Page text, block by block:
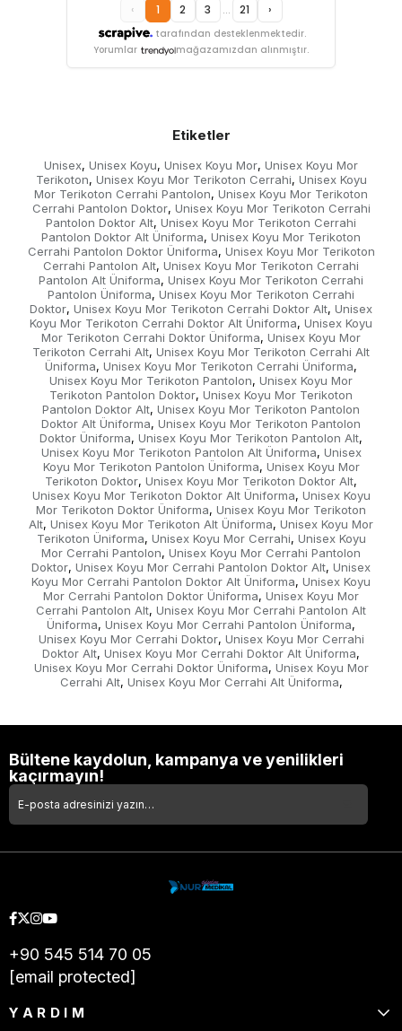
tarafından desteklenmektedir.
‹ 1 2 3 ... 21 ›
Yorumlar mağazamızdan alınmıştır.
Etiketler
Unisex, Unisex Koyu, Unisex Koyu Mor, Unisex Koyu Mor
Terikoton, Unisex Koyu Mor Terikoton Cerrahi, Unisex Koyu
Mor Terikoton Cerrahi Pantolon, Unisex Koyu Mor Terikoton
Cerrahi Pantolon Doktor, Unisex Koyu Mor Terikoton Cerrahi
Pantolon Doktor Alt, Unisex Koyu Mor Terikoton Cerrahi
Pantolon Doktor Alt Üniforma, Unisex Koyu Mor Terikoton
Cerrahi Pantolon Doktor Üniforma, Unisex Koyu Mor Terikoton
Cerrahi Pantolon Alt, Unisex Koyu Mor Terikoton Cerrahi
Pantolon Alt Üniforma, Unisex Koyu Mor Terikoton Cerrahi
Pantolon Üniforma, Unisex Koyu Mor Terikoton Cerrahi
Doktor, Unisex Koyu Mor Terikoton Cerrahi Doktor Alt, Unisex
Koyu Mor Terikoton Cerrahi Doktor Alt Üniforma, Unisex Koyu
Mor Terikoton Cerrahi Doktor Üniforma, Unisex Koyu Mor
Terikoton Cerrahi Alt, Unisex Koyu Mor Terikoton Cerrahi Alt
Üniforma, Unisex Koyu Mor Terikoton Cerrahi Üniforma,
Unisex Koyu Mor Terikoton Pantolon, Unisex Koyu Mor
Terikoton Pantolon Doktor, Unisex Koyu Mor Terikoton
Pantolon Doktor Alt, Unisex Koyu Mor Terikoton Pantolon
Doktor Alt Üniforma, Unisex Koyu Mor Terikoton Pantolon
Doktor Üniforma, Unisex Koyu Mor Terikoton Pantolon Alt,
Unisex Koyu Mor Terikoton Pantolon Alt Üniforma, Unisex
Koyu Mor Terikoton Pantolon Üniforma, Unisex Koyu Mor
Terikoton Doktor, Unisex Koyu Mor Terikoton Doktor Alt,
Unisex Koyu Mor Terikoton Doktor Alt Üniforma, Unisex Koyu
Mor Terikoton Doktor Üniforma, Unisex Koyu Mor Terikoton
Alt, Unisex Koyu Mor Terikoton Alt Üniforma, Unisex Koyu Mor
Terikoton Üniforma, Unisex Koyu Mor Cerrahi, Unisex Koyu
Mor Cerrahi Pantolon, Unisex Koyu Mor Cerrahi Pantolon
Doktor, Unisex Koyu Mor Cerrahi Pantolon Doktor Alt, Unisex
Koyu Mor Cerrahi Pantolon Doktor Alt Üniforma, Unisex Koyu
Mor Cerrahi Pantolon Doktor Üniforma, Unisex Koyu Mor
Cerrahi Pantolon Alt, Unisex Koyu Mor Cerrahi Pantolon Alt
Üniforma, Unisex Koyu Mor Cerrahi Pantolon Üniforma,
Unisex Koyu Mor Cerrahi Doktor, Unisex Koyu Mor Cerrahi
Doktor Alt, Unisex Koyu Mor Cerrahi Doktor Alt Üniforma,
Unisex Koyu Mor Cerrahi Doktor Üniforma, Unisex Koyu Mor
Cerrahi Alt, Unisex Koyu Mor Cerrahi Alt Üniforma,
Bültene kaydolun, kampanya ve yenilikleri
kaçırmayın!
+90 545 514 70 05
[email protected]
YARDIM